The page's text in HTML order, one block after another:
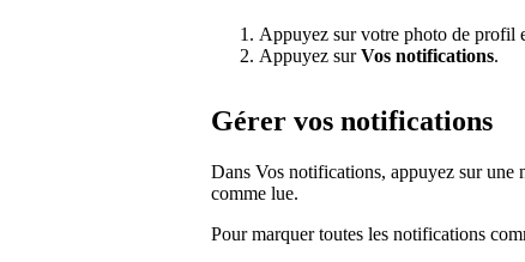
Appuyez sur votre photo de profil
Appuyez surVos notifications.
Gérer vos notifications
Dans Vos notifications, appuyez sur
comme lue.
Pour marquer toutes les notifications